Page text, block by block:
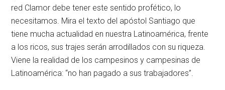
red Clamor debe tener este sentido profético, lo
necesitamos. Mira el texto del apóstol Santiago que
tiene mucha actualidad en nuestra Latinoamérica, frente
a los ricos, sus trajes serán arrodillados con su riqueza.
Viene la realidad de los campesinos y campesinas de
Latinoamérica: “no han pagado a sus trabajadores”.